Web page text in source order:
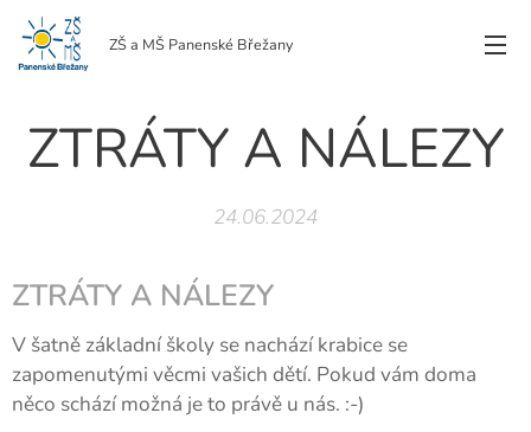
ZŠ a MŠ Panenské Břežany
ZTRÁTY A NÁLEZY
24.06.2024
ZTRÁTY A NÁLEZY
V šatně základní školy se nachází krabice se
zapomenutými věcmi vašich dětí. Pokud vám doma
něco schází možná je to právě u nás. :-)